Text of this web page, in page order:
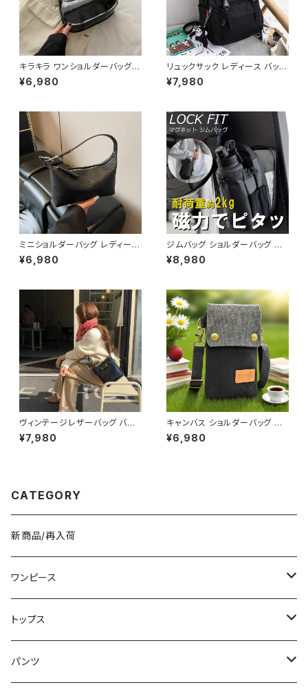
キラキラ ワンショルダーバッグ
パテントバッグ レディース バッグ
光沢感 コンパクト エレガント カ
¥6,980
リュックサック レディース バック
パック 通学バッグ カジュアルリ
ュック 大容量 高校生 中学生 韓
0218
¥7,980
ミニショルダーバッグ レディース
ワンショルダーバッグ 無地 シン
プル バッグ 斜めがけ 大人可愛
¥6,980
ジムバッグ ショルダーバッグ ボ
ディバッグ マグネット メンズ レ
ディース バッグ ボトルホルダー
トネス 韓国 ファッション オフィ
スカジュアル サッカー バスケ 野
球 運動 散歩 学生 部活 お洒落
磁気 撥水 防水 通勤 通学 男女
兼用 春 夏 秋 冬 春夏 秋冬 大
人 子供 K-B0179
¥8,980
ヴィンテージレザーバッグ バケ
ツ型ショルダーバッグ レディース
ショルダー バッグ ショルダーバ
¥7,980
キャンバス ショルダーバッグ ス
マホポーチ ミニバッグ レディー
ス メンズ 斜めがけ カジュアル
¥6,980
CATEGORY
新商品/再入荷
ワンピース
ミニ/ショート
ミディアム/ミモレ
トップス
Tシャツ/カットソー
パンツ